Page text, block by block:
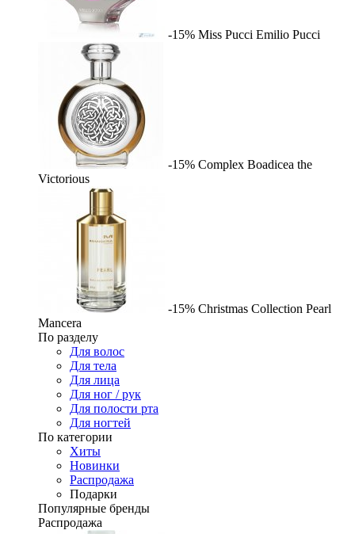
-15% Miss Pucci Emilio Pucci
-15% Complex Boadicea the
Victorious
-15% Christmas Collection Pearl
Mancera
По разделу
Для волос
Для тела
Для лица
Для ног / рук
Для полости рта
Для ногтей
По категории
Хиты
Новинки
Распродажа
Подарки
Популярные бренды
Распродажа